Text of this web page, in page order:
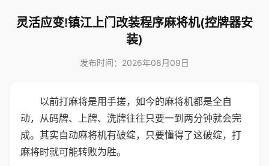
灵活应变!镇江上门改装程序麻将机(控牌器安
装)
发布时间：2026年08月09日
以前打麻将是用手搓，如今的麻将机都是全自
动，从码牌、上牌、洗牌往往只要一到两分钟就会完
成。其实自动麻将机有破绽，只要懂得了这破绽，打
麻将时就可能转败为胜。